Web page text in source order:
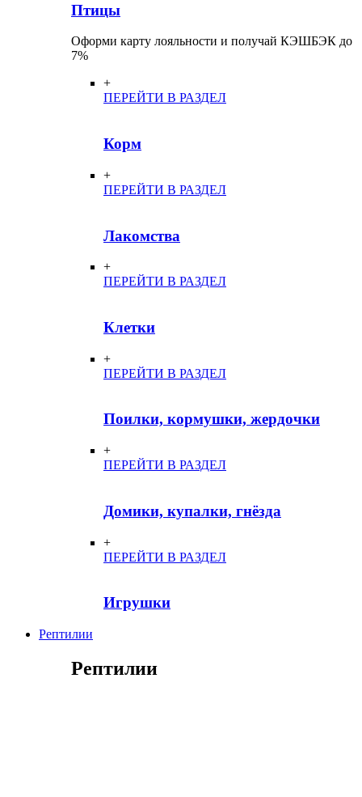
Птицы
Оформи карту лояльности и получай КЭШБЭК до
7%
+
ПЕРЕЙТИ В РАЗДЕЛ
Корм
+
ПЕРЕЙТИ В РАЗДЕЛ
Лакомства
+
ПЕРЕЙТИ В РАЗДЕЛ
Клетки
+
ПЕРЕЙТИ В РАЗДЕЛ
Поилки, кормушки, жердочки
+
ПЕРЕЙТИ В РАЗДЕЛ
Домики, купалки, гнёзда
+
ПЕРЕЙТИ В РАЗДЕЛ
Игрушки
Рептилии
Рептилии